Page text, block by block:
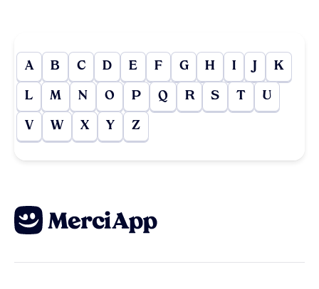
A B C D E F G H I J K
L M N O P Q R S T U
V W X Y Z